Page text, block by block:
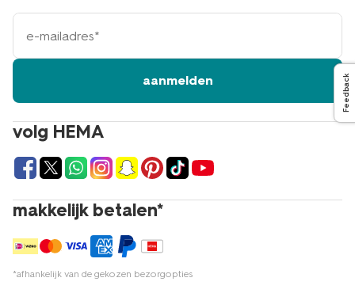
volg HEMA
makkelijk betalen*
*afhankelijk van de gekozen bezorgopties
e-
mailadres
aanmelden Feedback